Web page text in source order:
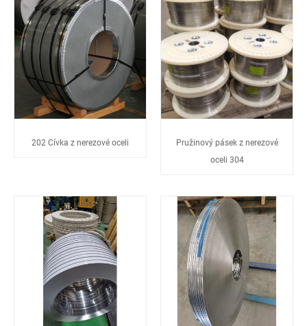
202 Cívka z nerezové oceli
Pružinový pásek z nerezové
oceli 304